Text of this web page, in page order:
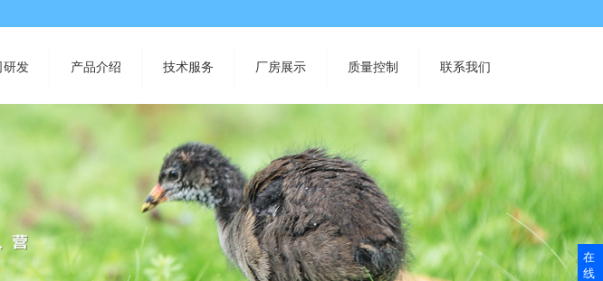
研发 产品介绍 技术服务 厂房展示 质量控制 联系我们
在
线